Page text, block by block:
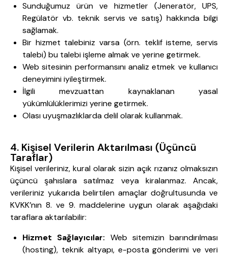
Sunduğumuz ürün ve hizmetler (Jeneratör, UPS,
Regülatör vb. teknik servis ve satış) hakkında bilgi
sağlamak.
Bir hizmet talebiniz varsa (örn. teklif isteme, servis
talebi) bu talebi işleme almak ve yerine getirmek.
Web sitesinin performansını analiz etmek ve kullanıcı
deneyimini iyileştirmek.
İlgili mevzuattan kaynaklanan yasal
yükümlülüklerimizi yerine getirmek.
Olası uyuşmazlıklarda delil olarak kullanmak.
4. Kişisel Verilerin Aktarılması (Üçüncü
Taraflar)
Kişisel verileriniz, kural olarak sizin açık rızanız olmaksızın
üçüncü şahıslara satılmaz veya kiralanmaz. Ancak,
verileriniz yukarıda belirtilen amaçlar doğrultusunda ve
KVKK’nın 8. ve 9. maddelerine uygun olarak aşağıdaki
taraflara aktarılabilir:
Hizmet Sağlayıcılar: Web sitemizin barındırılması
(hosting), teknik altyapı, e-posta gönderimi ve veri